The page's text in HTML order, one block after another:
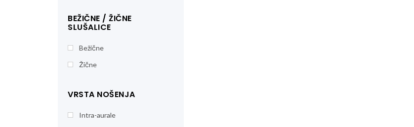
BEŽIČNE / ŽIČNE
SLUŠALICE
Bežične
Žične
VRSTA NOŠENJA
Intra-aurale